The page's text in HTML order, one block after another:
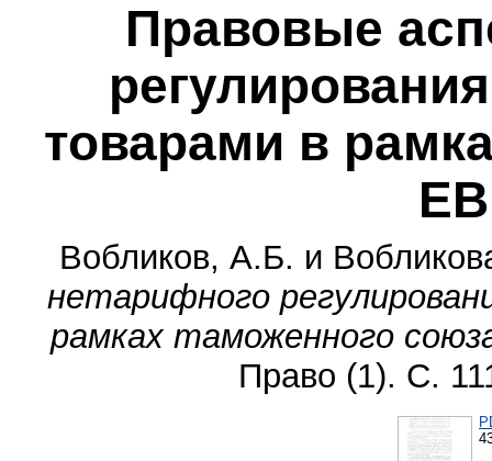
Правовые
товарами в
Вобликов, А.Б. и
нетарифного
рамках таможенного
Право (1). С.